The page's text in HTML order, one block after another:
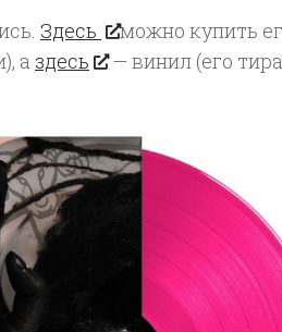
Здесь
можно купить
а здесь — винил (его